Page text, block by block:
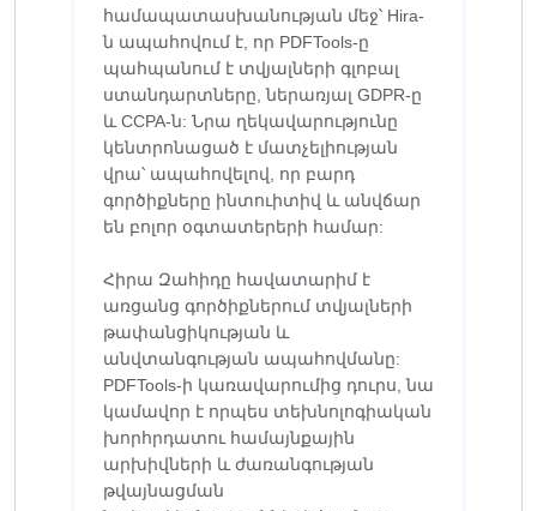
համապատասխանության մեջ՝ Hira-
ն ապահովում է, որ PDFTools-ը
պահպանում է տվյալների գլոբալ
ստանդարտները, ներառյալ GDPR-ը
և CCPA-ն: Նրա ղեկավարությունը
կենտրոնացած է մատչելիության
վրա՝ ապահովելով, որ բարդ
գործիքները ինտուիտիվ և անվճար
են բոլոր օգտատերերի համար:
Հիրա Զահիդը հավատարիմ է
առցանց գործիքներում տվյալների
թափանցիկության և
անվտանգության ապահովմանը:
PDFTools-ի կառավարումից դուրս, նա
կամավոր է որպես տեխնոլոգիական
խորհրդատու համայնքային
արխիվների և ժառանգության
թվայնացման